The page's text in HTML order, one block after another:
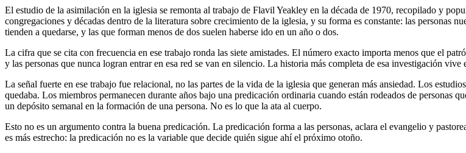
El estudio de la asimilación en la iglesia se remonta al trabajo de Flavil Yeakley en la década de 1970, recopilado y
congregaciones y décadas dentro de la literatura sobre crecimiento de la iglesia, y su forma es constante: las personas
tienden a quedarse, y las que forman menos de dos suelen haberse ido en un año o dos.
La cifra que se cita con frecuencia en ese trabajo ronda las siete amistades. El número exacto importa menos que el
y las personas que nunca logran entrar en esa red se van en silencio. La historia más completa de esa investigación
La señal fuerte en ese trabajo fue relacional, no las partes de la vida de la iglesia que generan más ansiedad. Los
quedaba. Los miembros permanecen durante años bajo una predicación ordinaria cuando están rodeados de personas
un depósito semanal en la formación de una persona. No es lo que la ata al cuerpo.
Esto no es un argumento contra la buena predicación. La predicación forma a las personas, aclara el evangelio y
es más estrecho: la predicación no es la variable que decide quién sigue ahí el próximo otoño.